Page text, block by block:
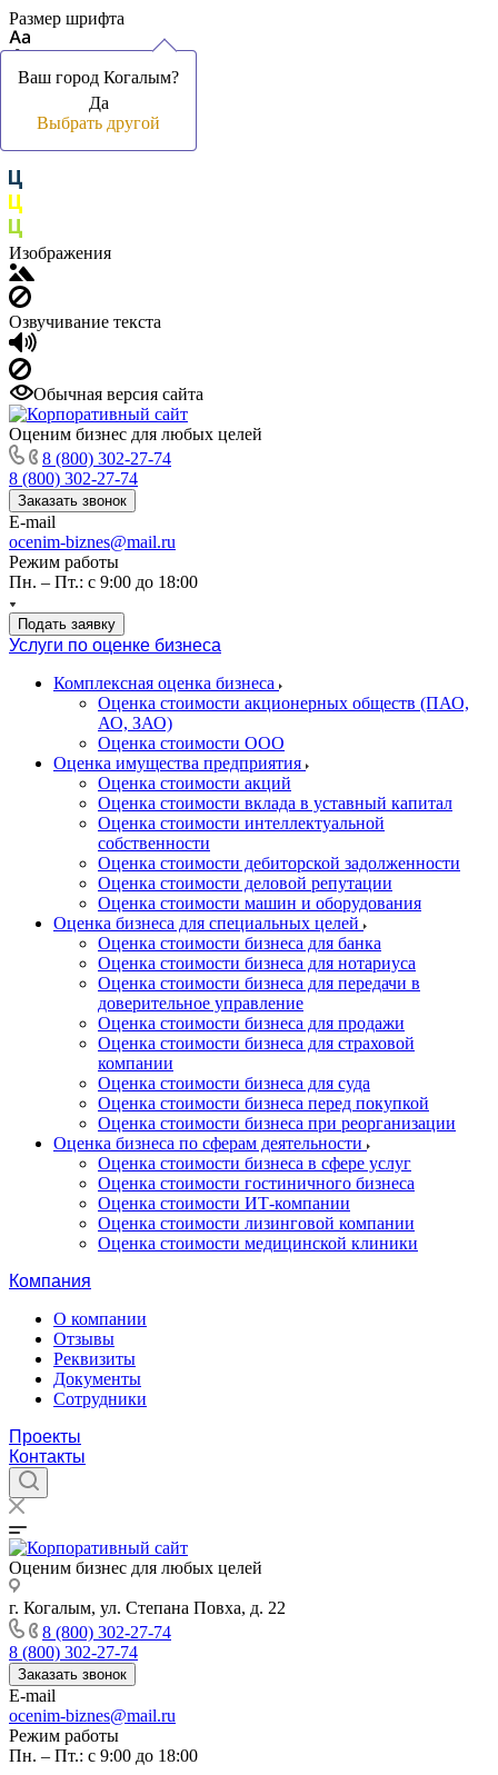
Размер шрифта
Цвет фона и шрифта
Изображения
Озвучивание текста
Обычная версия сайта
Оценим бизнес для любых целей
8 (800) 302-27-74
8 (800) 302-27-74
Заказать звонок
E-mail
ocenim-biznes@mail.ru
Режим работы
Пн. – Пт.: с 9:00 до 18:00
Подать заявку
Услуги по оценке бизнеса
Комплексная оценка бизнеса
Оценка стоимости акционерных обществ (ПАО,
АО, ЗАО)
Оценка стоимости ООО
Оценка имущества предприятия
Оценка стоимости акций
Оценка стоимости вклада в уставный капитал
Оценка стоимости интеллектуальной
собственности
Оценка стоимости дебиторской задолженности
Оценка стоимости деловой репутации
Оценка стоимости машин и оборудования
Оценка бизнеса для специальных целей
Оценка стоимости бизнеса для банка
Оценка стоимости бизнеса для нотариуса
Оценка стоимости бизнеса для передачи в
доверительное управление
Оценка стоимости бизнеса для продажи
Оценка стоимости бизнеса для страховой
компании
Оценка стоимости бизнеса для суда
Оценка стоимости бизнеса перед покупкой
Оценка стоимости бизнеса при реорганизации
Оценка бизнеса по сферам деятельности
Оценка стоимости бизнеса в сфере услуг
Оценка стоимости гостиничного бизнеса
Оценка стоимости ИТ-компании
Оценка стоимости лизинговой компании
Оценка стоимости медицинской клиники
Компания
О компании
Отзывы
Реквизиты
Документы
Сотрудники
Проекты
Контакты
Оценим бизнес для любых целей
г. Когалым, ул. Степана Повха, д. 22
Ваш город Когалым?
Да
Выбрать другой
8 (800) 302-27-74
8 (800) 302-27-74
Заказать звонок
E-mail
ocenim-biznes@mail.ru
Режим работы
Пн. – Пт.: с 9:00 до 18:00
Ваш город Когалым?
Да
Выбрать другой